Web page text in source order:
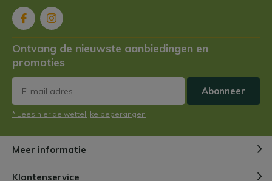
Ontvang de nieuwste aanbiedingen en
promoties
Abonneer
* Lees hier de wettelijke beperkingen
Meer informatie
Klantenservice